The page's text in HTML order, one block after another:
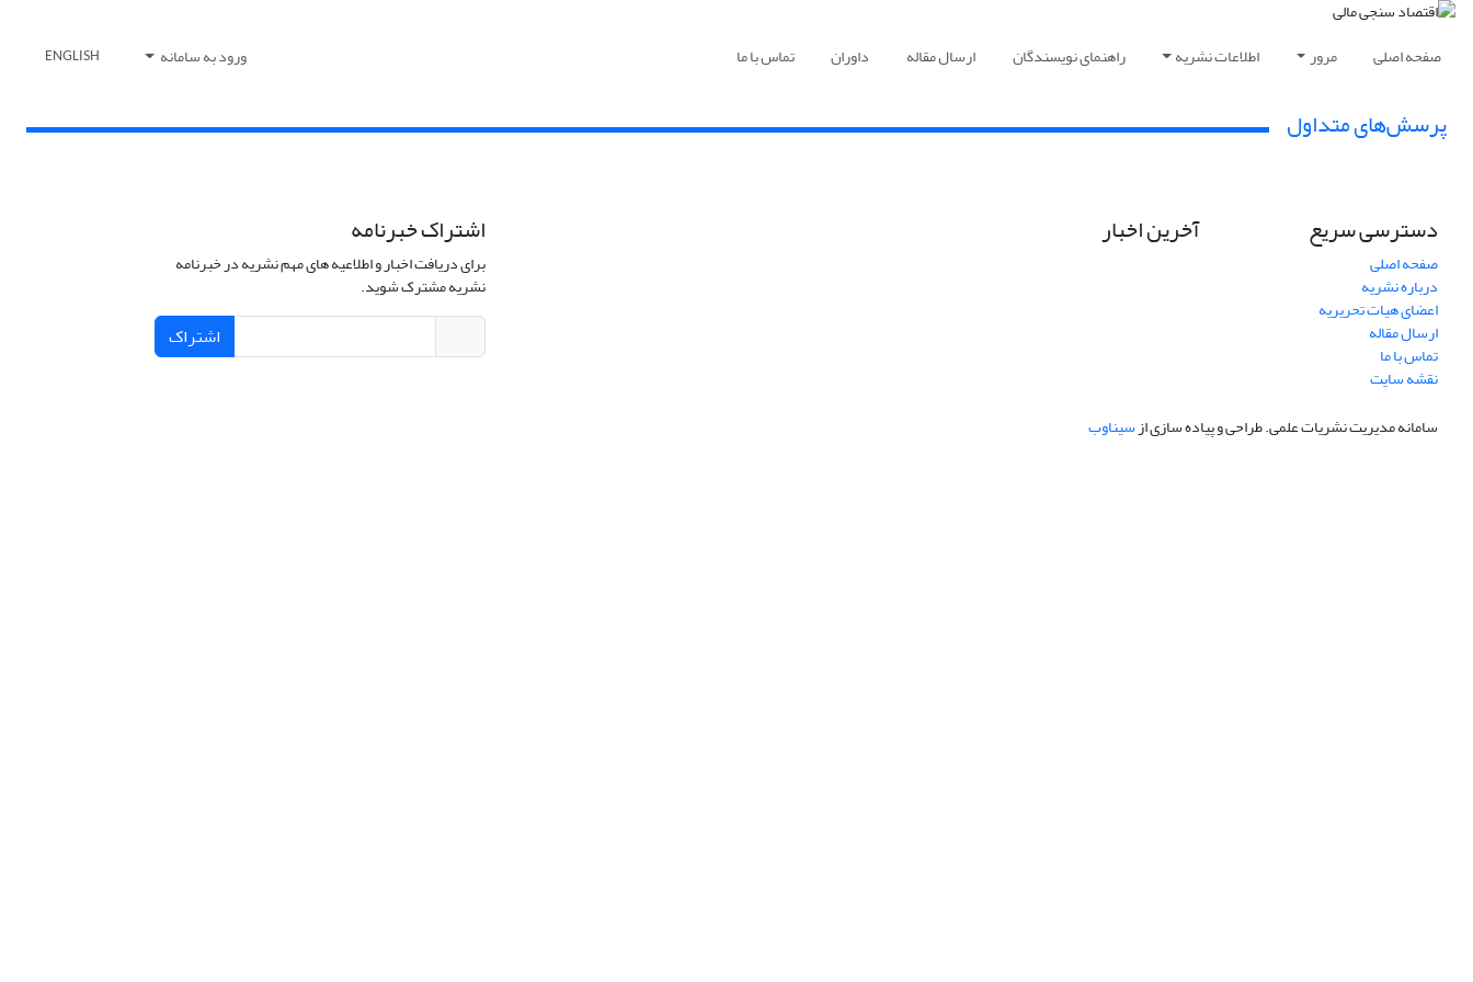
صفحه اصلی مرور اطلاعات نشریه راهنمای نویسندگان ارسال مقاله داوران تماس با ما ورود به سامانه ENGLISH
پرسش‌های متداول
دسترسی سریع
صفحه اصلی
درباره نشریه
اعضای هیات تحریریه
ارسال مقاله
تماس با ما
نقشه سایت
آخرین اخبار اشتراک خبرنامه
برای دریافت اخبار و اطلاعیه های مهم نشریه در خبرنامه
نشریه مشترک شوید.
اشتراک
سامانه مدیریت نشریات علمی.طراحی و پیاده سازی ازسیناوب